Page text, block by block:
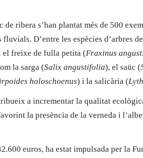
ribera s’han plantat més de 500
D’entre les espècies d’arbres
el freixe de fulla petita (Fraxinus
la sarga (Salix angustifolia), el saüc (
holoschoenus) i la salicària (
a incrementar la qualitat
la presència de la verneda i
euros, ha estat impulsada per la